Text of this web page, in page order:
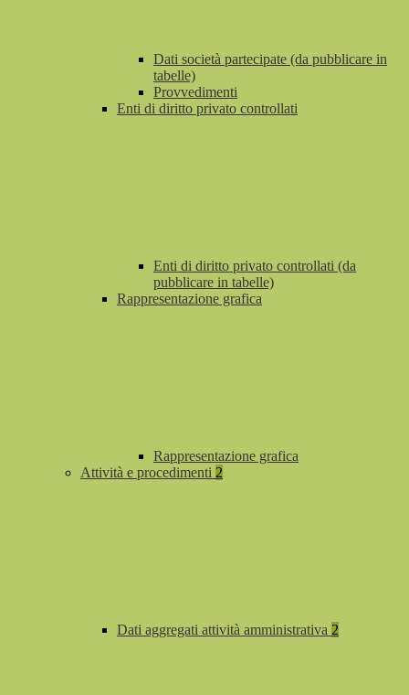
Dati società partecipate (da pubblicare in
tabelle)
Provvedimenti
Enti di diritto privato controllati
Enti di diritto privato controllati (da
pubblicare in tabelle)
Rappresentazione grafica
Rappresentazione grafica
Attività e procedimenti 2
Dati aggregati attività amministrativa 2